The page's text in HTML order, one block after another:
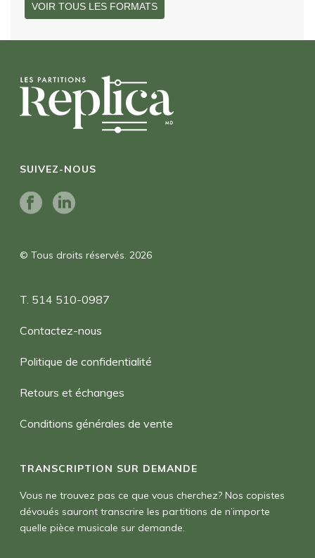
VOIR TOUS LES FORMATS
SUIVEZ-NOUS
© Tous droits réservés. 2026
T. 514 510-0987
Contactez-nous
Politique de confidentialité
Retours et échanges
Conditions générales de vente
TRANSCRIPTION SUR DEMANDE
Vous ne trouvez pas ce que vous cherchez? Nos copistes
dévoués sauront transcrire les partitions de n’importe
quelle pièce musicale sur demande.